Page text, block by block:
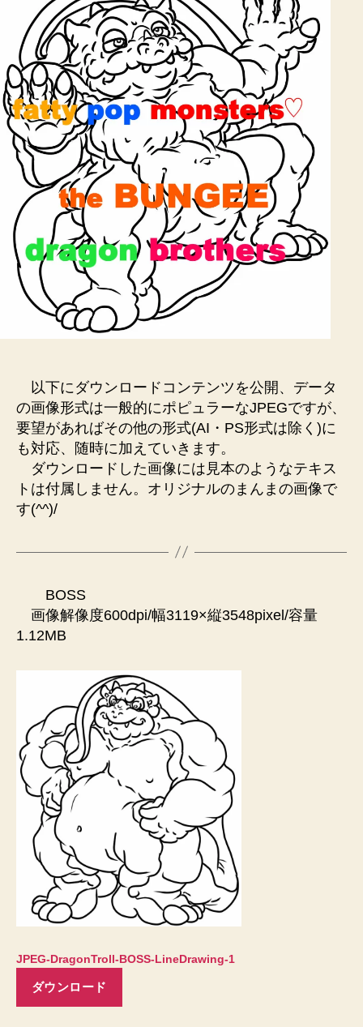
以下にダウンロードコンテンツを公開、データ
の画像形式は一般的にポピュラーなJPEGですが、
要望があればその他の形式(AI・PS形式は除く)に
も対応、随時に加えていきます。
ダウンロードした画像には見本のようなテキス
トは付属しません。オリジナルのまんまの画像で
す(^^)/
BOSS
画像解像度600dpi/幅3119×縦3548pixel/容量
1.12MB
JPEG-DragonTroll-BOSS-LineDrawing-1
ダウンロード